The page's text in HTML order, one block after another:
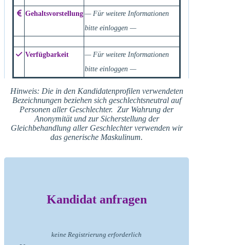
Gehaltsvorstellung — Für weitere Informationen
bitte einloggen —
Verfügbarkeit
— Für weitere Informationen
bitte einloggen —
Hinweis: Die in den Kandidatenprofilen verwendeten
Bezeichnungen beziehen sich geschlechtsneutral auf
Personen aller Geschlechter. Zur Wahrung der
Anonymität und zur Sicherstellung der
Gleichbehandlung aller Geschlechter verwenden wir
das generische Maskulinum.
Kandidat anfragen
keine Registrierung erforderlich